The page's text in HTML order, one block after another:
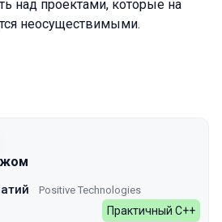
над проектами, которые на
неосуществимыми.
сезоне 2026
Positive Technologies
Практичный С++